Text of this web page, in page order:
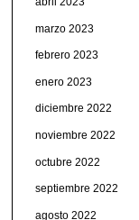
marzo 2023
febrero 2023
enero 2023
diciembre 2022
noviembre 2022
octubre 2022
septiembre 2022
agosto 2022